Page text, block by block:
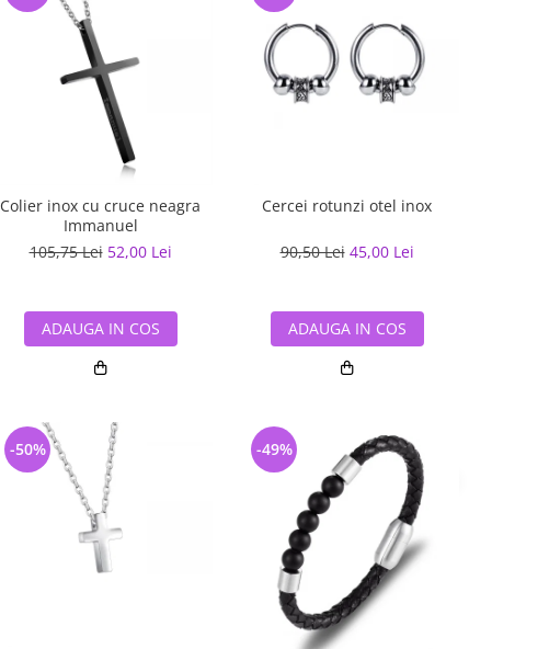
Colier inox cu cruce neagra
Immanuel
105,75 Lei 52,00 Lei
ADAUGA IN COS
Cercei rotunzi otel inox
90,50 Lei 45,00 Lei
ADAUGA IN COS
-50% -49%